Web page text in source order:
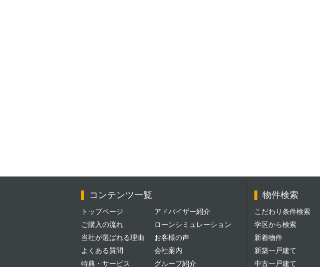
コンテンツ一覧
トップページ
ご購入の流れ
当社が選ばれる理由
よくある質問
特典・サービス
アドバイザー紹介
ローンシミュレーション
お客様の声
会社案内
グループ紹介
物件検索
こだわり条件検索
学区から検索
新着物件
新築一戸建て
中古一戸建て